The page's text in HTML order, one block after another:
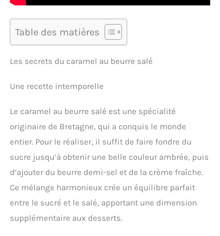
Table des matières
Les secrets du caramel au beurre salé
Une recette intemporelle
Le caramel au beurre salé est une spécialité
originaire de Bretagne, qui a conquis le monde
entier. Pour le réaliser, il suffit de faire fondre du
sucre jusqu’à obtenir une belle couleur ambrée, puis
d’ajouter du beurre demi-sel et de la crème fraîche.
Ce mélange harmonieux crée un équilibre parfait
entre le sucré et le salé, apportant une dimension
supplémentaire aux desserts.